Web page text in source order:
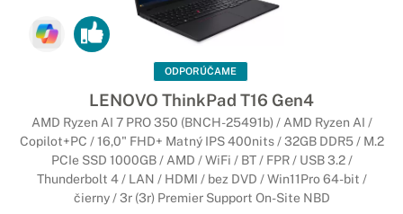
ODPORÚČAME
LENOVO ThinkPad T16 Gen4
AMD Ryzen AI 7 PRO 350 (BNCH-25491b) / AMD Ryzen AI /
Copilot+PC / 16,0" FHD+ Matný IPS 400nits / 32GB DDR5 / M.2
PCIe SSD 1000GB / AMD / WiFi / BT / FPR / USB 3.2 /
Thunderbolt 4 / LAN / HDMI / bez DVD / Win11Pro 64-bit /
čierny / 3r (3r) Premier Support On-Site NBD